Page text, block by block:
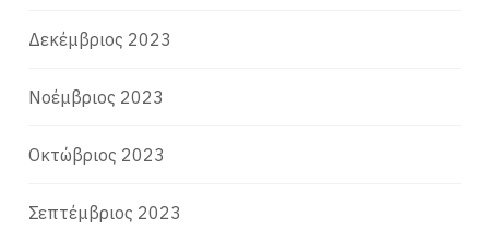
Δεκέμβριος 2023
Νοέμβριος 2023
Οκτώβριος 2023
Σεπτέμβριος 2023